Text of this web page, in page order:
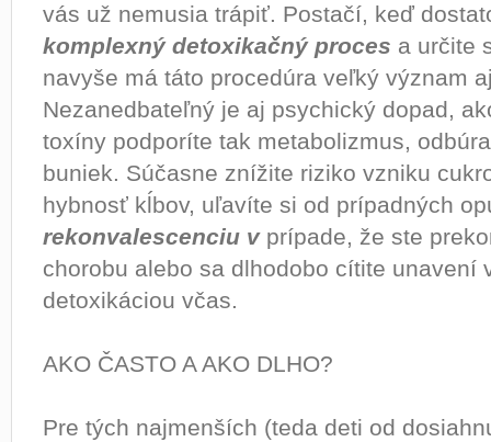
vás už nemusia trápiť. Postačí, keď
komplexný detoxikačný proces a určite
navyše má táto procedúra veľký význam
Nezanedbateľný je aj psychický dopad,
toxíny podporíte tak metabolizmus,
buniek. Súčasne znížite riziko vzniku
hybnosť kĺbov, uľavíte si od prípadných
rekonvalescenciu vprípade, že ste
chorobu alebo sa dlhodobo cítite unavení
detoxikáciou včas.
AKO ČASTO A AKO DLHO?
Pre tých najmenších (teda deti od